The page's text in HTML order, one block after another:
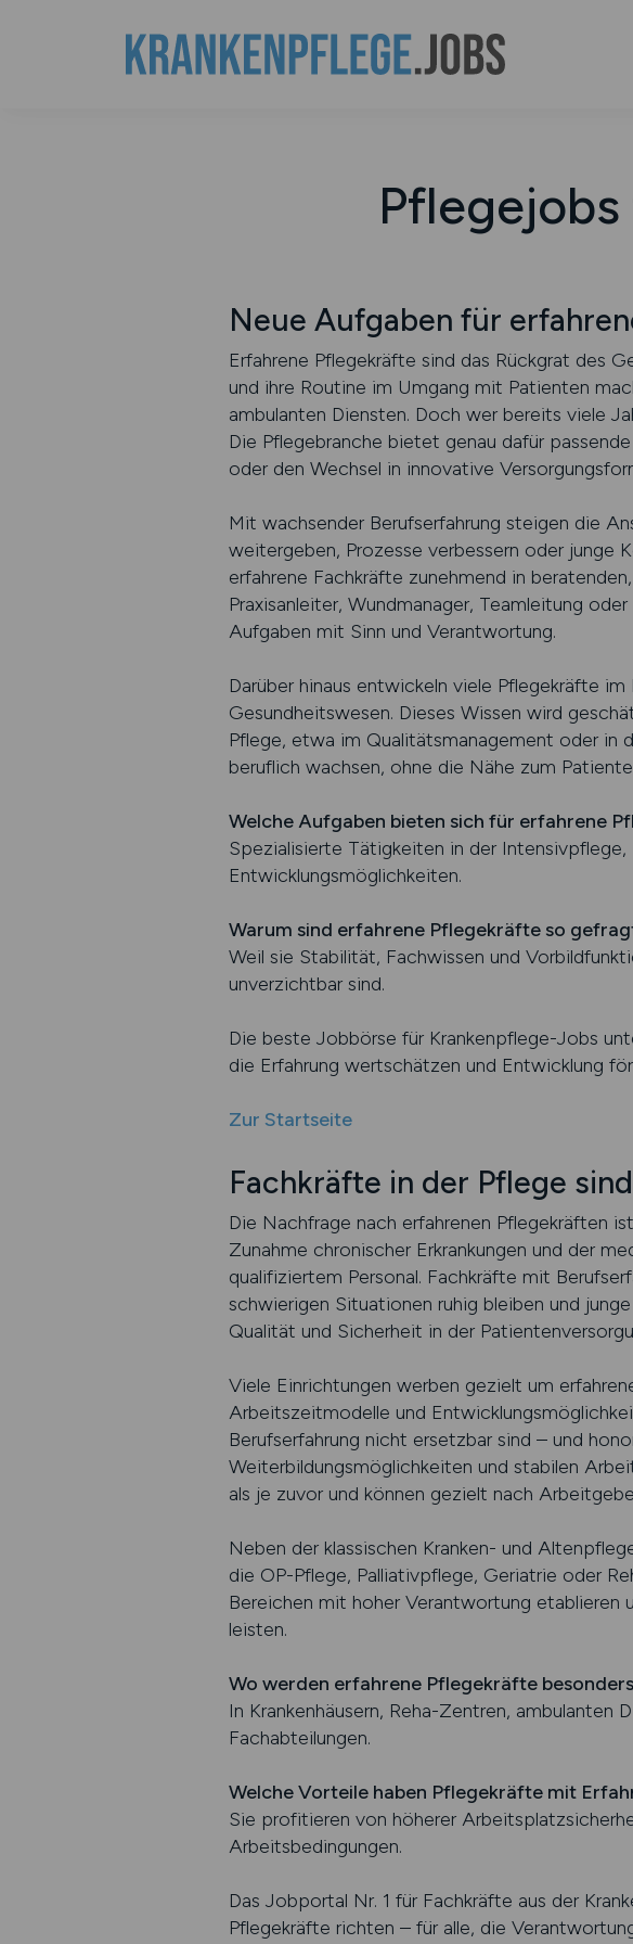
Neue Aufgaben für
Erfahrene Pflegekräfte sind das Rückgrat des
und ihre Routine im Umgang mit Patienten
ambulanten Diensten. Doch wer bereits viele
Die Pflegebranche bietet genau dafür
oder den Wechsel in innovative
Mit wachsender Berufserfahrung steigen die
weitergeben, Prozesse verbessern oder junge
erfahrene Fachkräfte zunehmend in
Praxisanleiter, Wundmanager, Teamleitung
Aufgaben mit Sinn und Verantwortung.
Darüber hinaus entwickeln viele Pflegekräfte
Gesundheitswesen. Dieses Wissen wird
Pflege, etwa im Qualitätsmanagement oder in
beruflich wachsen, ohne die Nähe zum
Welche Aufgaben bieten sich für erfahrene
Spezialisierte Tätigkeiten in der
Entwicklungsmöglichkeiten.
Warum sind erfahrene Pflegekräfte so
Weil sie Stabilität, Fachwissen und
unverzichtbar sind.
Die beste Jobbörse für Krankenpflege-Jobs
die Erfahrung wertschätzen und Entwicklung
Zur Startseite
Fachkräfte in der Pflege
Die Nachfrage nach erfahrenen Pflegekräften
Zunahme chronischer Erkrankungen und der
qualifiziertem Personal. Fachkräfte mit
schwierigen Situationen ruhig bleiben und
Qualität und Sicherheit in der
Viele Einrichtungen werben gezielt um
Arbeitszeitmodelle und
Berufserfahrung nicht ersetzbar sind – und
Weiterbildungsmöglichkeiten und stabilen
als je zuvor und können gezielt nach
Neben der klassischen Kranken- und
die OP-Pflege, Palliativpflege, Geriatrie oder
Bereichen mit hoher Verantwortung
leisten.
Wo werden erfahrene Pflegekräfte
In Krankenhäusern, Reha-Zentren,
Fachabteilungen.
Welche Vorteile haben Pflegekräfte mit
Sie profitieren von höherer
Arbeitsbedingungen.
Das Jobportal Nr. 1 für Fachkräfte aus der
Pflegekräfte richten – für alle, die